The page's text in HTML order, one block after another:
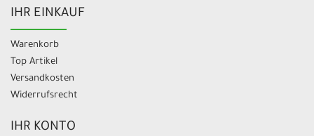
IHR EINKAUF
Warenkorb
Top Artikel
Versandkosten
Widerrufsrecht
IHR KONTO